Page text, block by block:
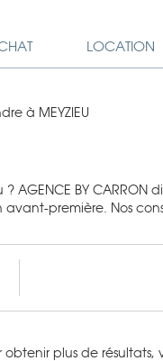
LOCATION
à MEYZIEU
AGENCE BY
première. Nos
obtenir plus de